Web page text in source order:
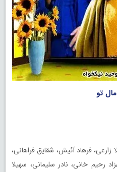
تو
زارعی، فرهاد آئیش، شقایق فراهانی،
رحیم خانی، نادر سلیمانی، سهیلا